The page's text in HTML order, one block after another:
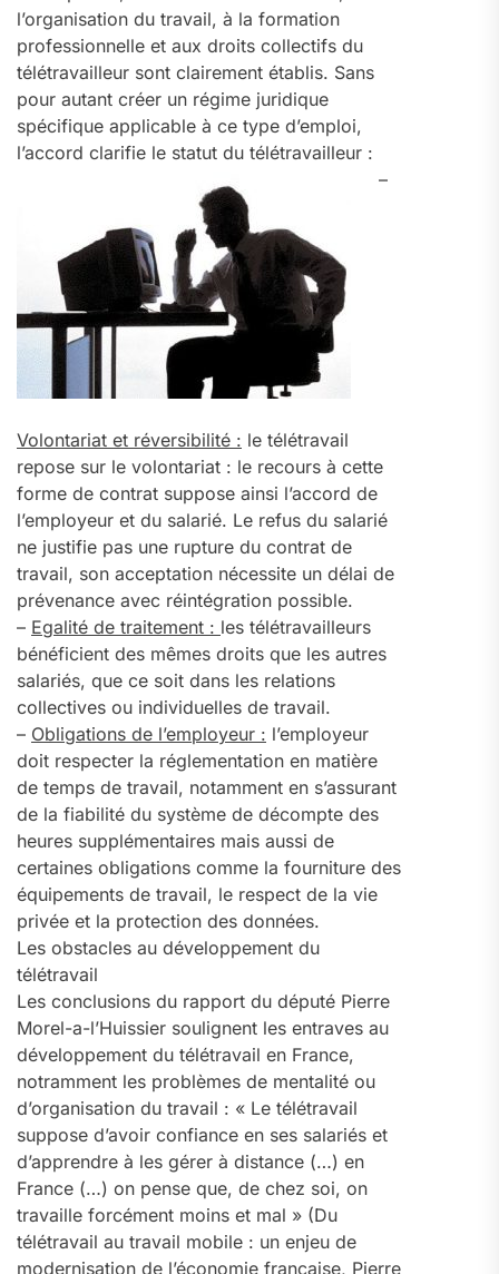
l’organisation du travail, à la formation
professionnelle et aux droits collectifs du
télétravailleur sont clairement établis. Sans
pour autant créer un régime juridique
spécifique applicable à ce type d’emploi,
l’accord clarifie le statut du télétravailleur :
–
Volontariat et réversibilité : le télétravail
repose sur le volontariat : le recours à cette
forme de contrat suppose ainsi l’accord de
l’employeur et du salarié. Le refus du salarié
ne justifie pas une rupture du contrat de
travail, son acceptation nécessite un délai de
prévenance avec réintégration possible.
– Egalité de traitement : les télétravailleurs
bénéficient des mêmes droits que les autres
salariés, que ce soit dans les relations
collectives ou individuelles de travail.
– Obligations de l’employeur : l’employeur
doit respecter la réglementation en matière
de temps de travail, notamment en s’assurant
de la fiabilité du système de décompte des
heures supplémentaires mais aussi de
certaines obligations comme la fourniture des
équipements de travail, le respect de la vie
privée et la protection des données.
Les obstacles au développement du
télétravail
Les conclusions du rapport du député Pierre
Morel-a-l’Huissier soulignent les entraves au
développement du télétravail en France,
notramment les problèmes de mentalité ou
d’organisation du travail : « Le télétravail
suppose d’avoir confiance en ses salariés et
d’apprendre à les gérer à distance (…) en
France (…) on pense que, de chez soi, on
travaille forcément moins et mal » (Du
télétravail au travail mobile : un enjeu de
modernisation de l’économie française, Pierre